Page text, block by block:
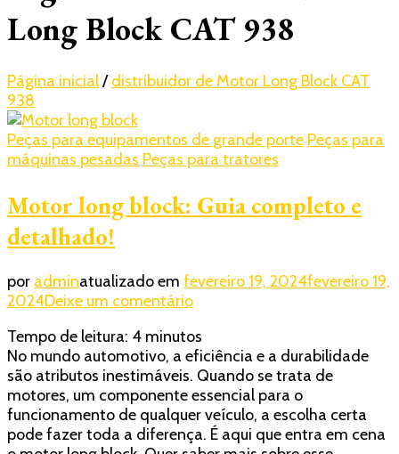
Long Block CAT 938
Página inicial/ distribuidor de Motor Long Block CAT
938
Peças para equipamentos de grande porte Peças para
máquinas pesadas Peças para tratores
Motor long block: Guia completo e
detalhado!
por adminatualizado em fevereiro 19, 2024fevereiro 19,
2024Deixe um comentárioem
long
block:
Guia
completo
e
detalhado!
Tempo de leitura: 4 minutos
No mundo automotivo, a eficiência e a durabilidade
são atributos inestimáveis. Quando se trata de
motores, um componente essencial para o
funcionamento de qualquer veículo, a escolha certa
pode fazer toda a diferença. É aqui que entra em cena